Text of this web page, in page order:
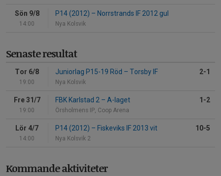
Sön 9/8
14:00
P14 (2012) – Norrstrands IF 2012 gul
Nya Kolsvik
Senaste resultat
Tor 6/8
19:00
Juniorlag P15-19 Röd – Torsby IF
Nya Kolsvik
2-1
Fre 31/7
19:00
FBK Karlstad 2 – A-laget
Örsholmens IP, Coop Arena
1-2
Lör 4/7
14:00
P14 (2012) – Fiskeviks IF 2013 vit
Nya Kolsvik 2
10-5
Kommande aktiviteter